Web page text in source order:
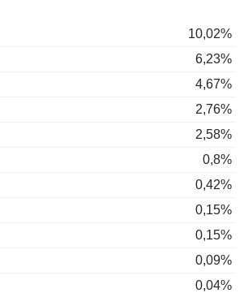
10,02%
6,23%
4,67%
2,76%
2,58%
0,8%
0,42%
0,15%
0,15%
0,09%
0,04%